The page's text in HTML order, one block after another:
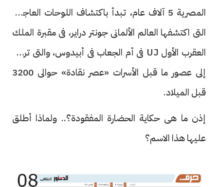
المصرية 5 آلاف عام، تبدأ باكتشاف اللوحات العاجية،
التى اكتشفها العالم الألمانى جونتر دراير، فى مقبرة الملك
العقرب الأول UJ فى أم الجعاب فى أبيدوس، والتى ترجع
إلى عصور ما قبل الأسرات «عصر نقادة» حوالى 3200
قبل الميلاد.
إذن ما هى حكاية الحضارة المفقودة؟.. ولماذا أطلق
عليها هذا الاسم؟